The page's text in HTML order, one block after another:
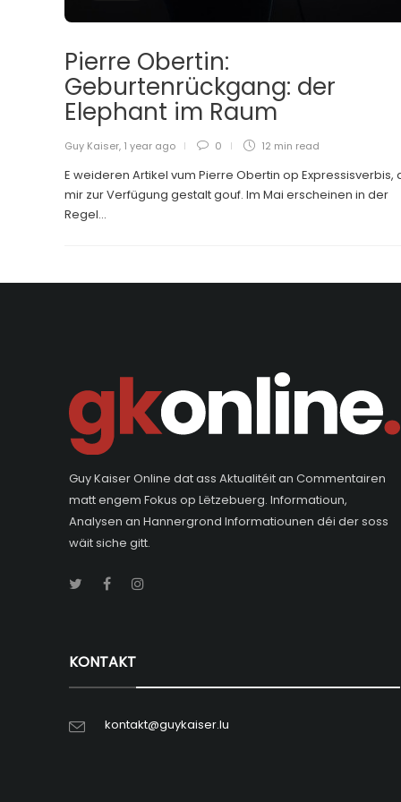
Pierre Obertin:
Geburtenrückgang: der
Elephant im Raum
Guy Kaiser, 1 year ago 0 12 min read
E weideren Artikel vum Pierre Obertin op Expressisverbis,
mir zur Verfügung gestalt gouf. Im Mai erscheinen in der
Regel...
Guy Kaiser Online dat ass Aktualitéit an Commentairen
matt engem Fokus op Lëtzebuerg. Informatioun,
Analysen an Hannergrond Informatiounen déi der soss
wäit siche gitt.
KONTAKT
kontakt@guykaiser.lu